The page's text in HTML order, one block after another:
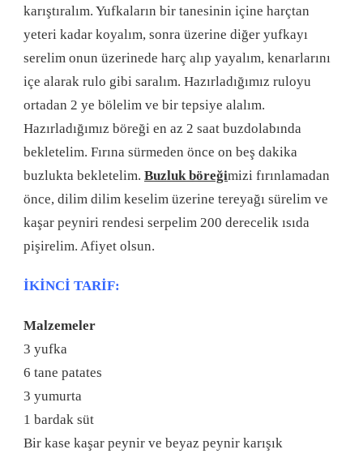
karıştıralım. Yufkaların bir tanesinin içine harçtan
yeteri kadar koyalım, sonra üzerine diğer yufkayı
serelim onun üzerinede harç alıp yayalım, kenarlarını
içe alarak rulo gibi saralım. Hazırladığımız ruloyu
ortadan 2 ye bölelim ve bir tepsiye alalım.
Hazırladığımız böreği en az 2 saat buzdolabında
bekletelim. Fırına sürmeden önce on beş dakika
buzlukta bekletelim. Buzluk böreğimizi fırınlamadan
önce, dilim dilim keselim üzerine tereyağı sürelim ve
kaşar peyniri rendesi serpelim 200 derecelik ısıda
pişirelim. Afiyet olsun.
İKİNCİ TARİF:
Malzemeler
3 yufka
6 tane patates
3 yumurta
1 bardak süt
Bir kase kaşar peynir ve beyaz peynir karışık